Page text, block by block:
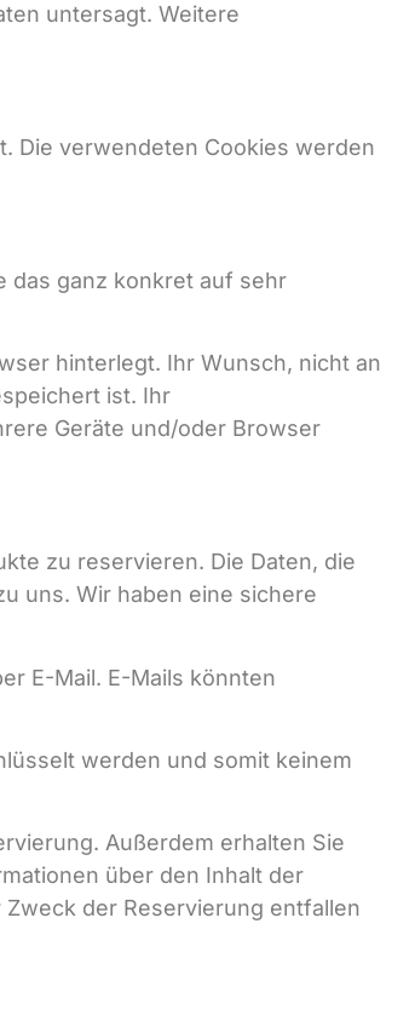
untersagt. Weitere
Die verwendeten Cookies werden
das ganz konkret auf sehr
hinterlegt. Ihr Wunsch, nicht an
ist. Ihr
Geräte und/oder Browser
zu reservieren. Die Daten, die
uns. Wir haben eine sichere
E-Mail. E-Mails könnten
werden und somit keinem
Außerdem erhalten Sie
über den Inhalt der
Zweck der Reservierung entfallen